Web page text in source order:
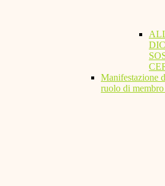
Manifestazione
ruolo di